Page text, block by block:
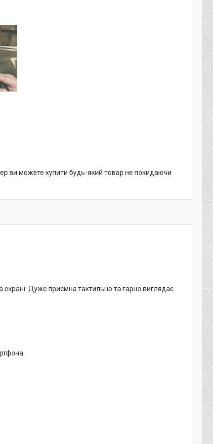
ви можете купити будь-який товар не покидаючи
екрані. Дуже приємна тактильно та гарно виглядає